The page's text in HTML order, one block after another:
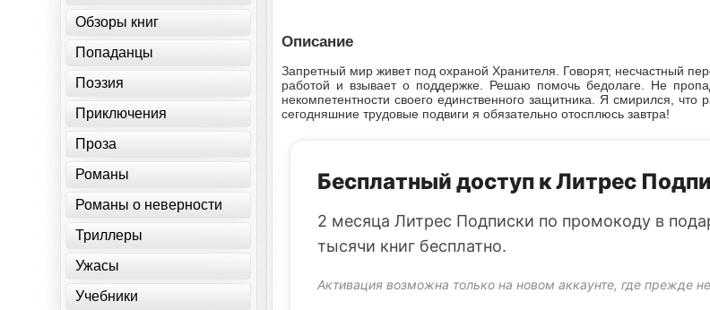
Описание
Запретный мир живет под охраной Хранителя. Говорят, несчастный
работой и взывает о поддержке. Решаю помочь бедолаге. Не
некомпетентности своего единственного защитника. Я смирился, что
сегодняшние трудовые подвиги я обязательно отосплюсь завтра!
Бесплатный доступ к Литрес
2 месяца Литрес Подписки по промокоду в
тысячи книг бесплатно.
Активация возможна только на новом аккаунте, где прежде
Обзоры книг
Попаданцы
Поэзия
Приключения
Проза
Романы
Романы о неверности
Триллеры
Ужасы
Учебники